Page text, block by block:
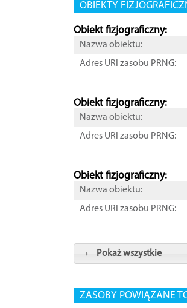
OBIEKTY
Obiekt fizjograficzny:
Nazwa obiektu:
Adres URI zasobu PRNG:
Obiekt fizjograficzny:
Nazwa obiektu:
Adres URI zasobu PRNG:
Obiekt fizjograficzny:
Nazwa obiektu:
Adres URI zasobu PRNG:
Pokaż wszystkie
ZASOBY POWIĄZANE